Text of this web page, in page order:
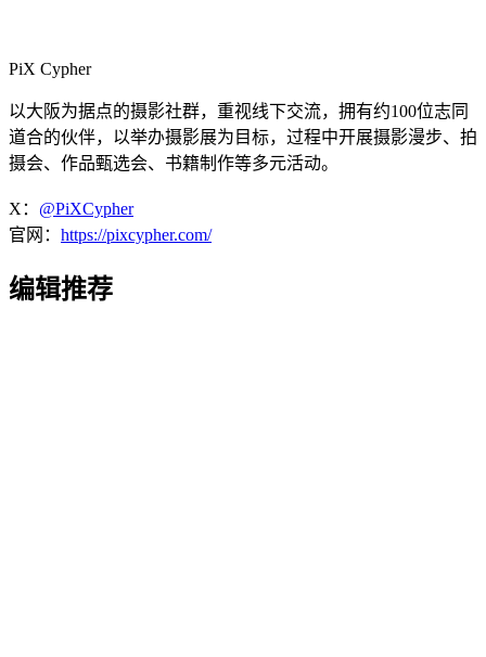
PiX Cypher
以大阪为据点的摄影社群，重视线下交流，拥有约100位志同
道合的伙伴，以举办摄影展为目标，过程中开展摄影漫步、拍
摄会、作品甄选会、书籍制作等多元活动。
X： @PiXCypher
官网： https://pixcypher.com/
编辑推荐